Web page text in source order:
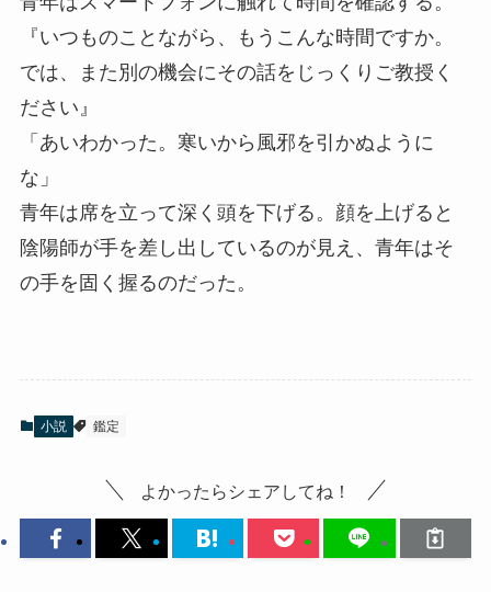
『いつものことながら、もうこんな時間ですか。
では、また別の機会にその話をじっくりご教授く
ださい』
「あいわかった。寒いから風邪を引かぬように
な」
青年は席を立って深く頭を下げる。顔を上げると
陰陽師が手を差し出しているのが見え、青年はそ
の手を固く握るのだった。
小説 鑑定
よかったらシェアしてね！